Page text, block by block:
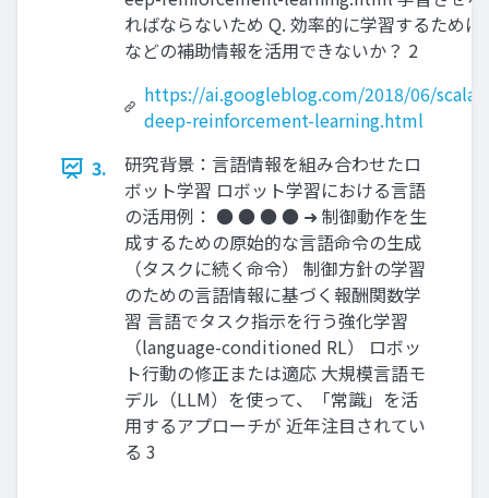
ればならないため Q. 効率的に学習するために
などの補助情報を活用できないか？ 2
https://ai.googleblog.com/2018/06/
deep-reinforcement-learning.html
3.
研究背景：言語情報を組み合わせたロ
ボット学習 ロボット学習における言語
の活用例： ● ● ● ● ➜ 制御動作を生
成するための原始的な言語命令の生成
（タスクに続く命令） 制御方針の学習
のための言語情報に基づく報酬関数学
習 言語でタスク指示を行う強化学習
（language-conditioned RL） ロボッ
ト行動の修正または適応 大規模言語モ
デル（LLM）を使って、「常識」を活
用するアプローチが 近年注目されてい
る 3